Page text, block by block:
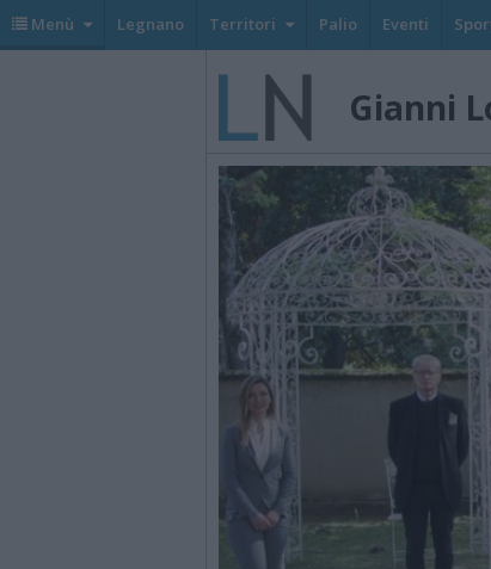
Menù Legnano Territori Palio Eventi
Gianni